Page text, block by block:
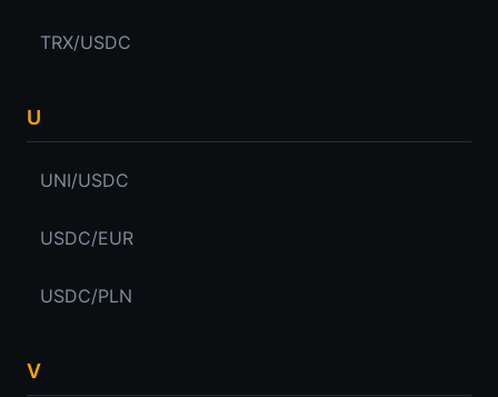
TRX/USDC
U
UNI/USDC
USDC/EUR
USDC/PLN
V